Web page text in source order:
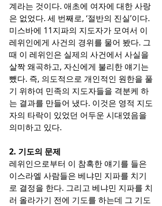
계라는 것이다. 애초에 여자에 대한 사랑
은 없었다. 세 번째로, ‘절반의 진실’이다.
미스바에 11지파의 지도자가 모여서 이
레위인에게 사건의 경위를 물어 봤다. 그
때 이 레위인은 실제의 사건에서 사실을
살짝 왜곡하고, 자신에게 불리한 얘기는
뺐다. 즉, 의도적으로 개인적인 원한을 풀
기 위하여 민족의 지도자들을 격분케 하
는 결과를 만들어 냈다. 이것은 영적 지도
자의 타락이 있었던 어두운 시대였음을
의미하고 있다.
2. 기도의 문제
레위인으로부터 이 참혹한 얘기를 들은
이스라엘 사람들은 베냐민 지파를 치기
로 결정을 한다. 그리고 베냐민 지파를 치
러 올라가기 전에 기도를 하는데 그 기도